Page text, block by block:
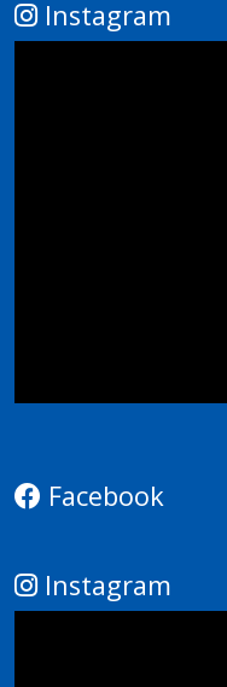
Instagram
Facebook
Instagram